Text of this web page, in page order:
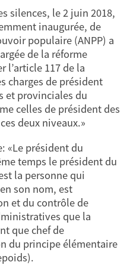
silences, le 2 juin 2018,
inaugurée, de
populaire (ANPP) a
de la réforme
117 de la
charges de président
et provinciales du
celles de président des
deux niveaux.»
«Le président du
temps le président du
la personne qui
son nom, est
et du contrôle de
que la
que chef de
du principe élémentaire